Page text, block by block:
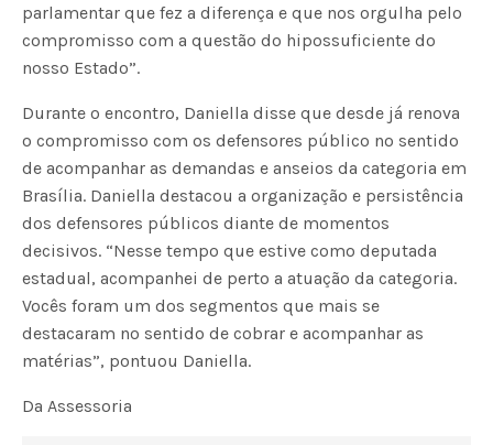
parlamentar que fez a diferença e que nos orgulha pelo
compromisso com a questão do hipossuficiente do
nosso Estado”.
Durante o encontro, Daniella disse que desde já renova
o compromisso com os defensores público no sentido
de acompanhar as demandas e anseios da categoria em
Brasília. Daniella destacou a organização e persistência
dos defensores públicos diante de momentos
decisivos. “Nesse tempo que estive como deputada
estadual, acompanhei de perto a atuação da categoria.
Vocês foram um dos segmentos que mais se
destacaram no sentido de cobrar e acompanhar as
matérias”, pontuou Daniella.
Da Assessoria